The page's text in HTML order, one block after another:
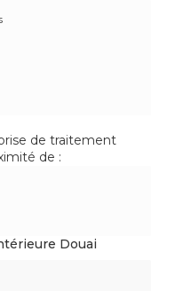
de traitement
de :
Douai